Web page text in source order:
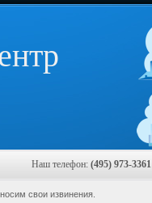
Наш телефон: (495) 973-3361
свои извинения.